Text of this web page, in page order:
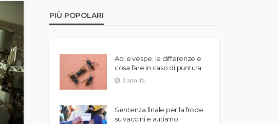
PIÙ POPOLARI
Api e vespe: le differenze e
cosa fare in caso di puntura
3 anni fa
Sentenza finale per la frode
su vaccini e autismo